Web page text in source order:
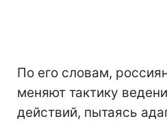
По его словам,
меняют тактику
действий, пытаясь